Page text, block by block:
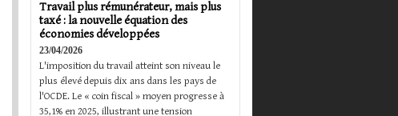
Travail plus rémunérateur, mais plus
taxé : la nouvelle équation des
économies développées
23/04/2026
L'imposition du travail atteint son niveau le
plus élevé depuis dix ans dans les pays de
l'OCDE. Le « coin fiscal » moyen progresse à
35,1% en 2025, illustrant une tension